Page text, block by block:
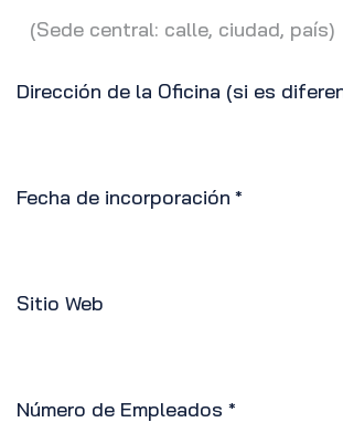
Dirección de la Oficina (si es
Fecha de incorporación *
Sitio Web
Número de Empleados *